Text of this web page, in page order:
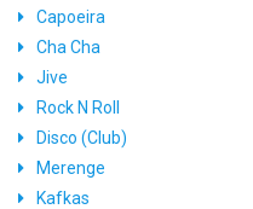
Capoeira
Cha Cha
Jive
Rock N Roll
Disco (Club)
Merenge
Kafkas